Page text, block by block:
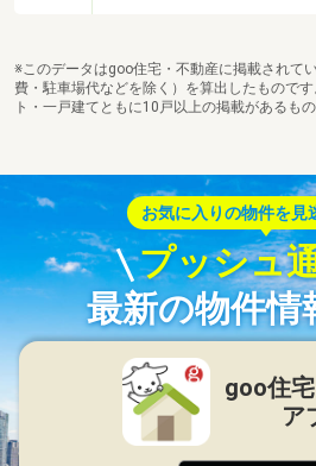
※このデータはgoo住宅・不動産に掲載されて
費・駐車場代などを除く）を算出したもので
ト・一戸建てともに10戸以上の掲載があるも
お気に入りの物件を見
プッシュ
最新の物件情
goo住
ア